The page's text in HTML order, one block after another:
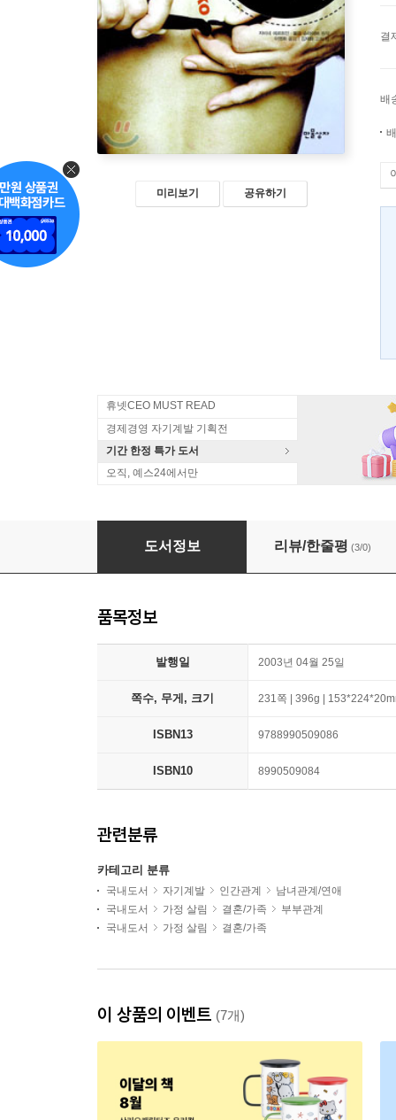
미리보기 공유하기
결
배
휴넷CEO MUST READ
경제경영 자기계발 기획전
기간 한정 특가 도서
오직, 예스24에서만
리스크없이 바람 피우기
도서정보 리뷰/한줄평 (3/0)
품목정보
발행일 2003년 04월 25일
쪽수, 무게, 크기 231쪽 | 396g |
ISBN13 9788990509086
ISBN10 8990509084
관련분류
카테고리 분류
국내도서 자기계발 인간관계
남녀관계/연애
국내도서
가정 살림 결혼/가족
부부관계
국내도서
가정 살림 결혼/가족
이 상품의 이벤트 (7개)